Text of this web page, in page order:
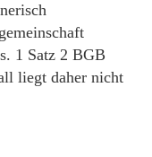
1 Satz 2 BGB
liegt daher nicht